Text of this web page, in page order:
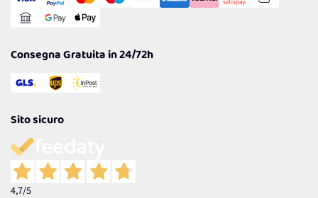
Reso Facile e Veloce
Consegna Gratuita in 24/72h
Sito sicuro
4,7/5